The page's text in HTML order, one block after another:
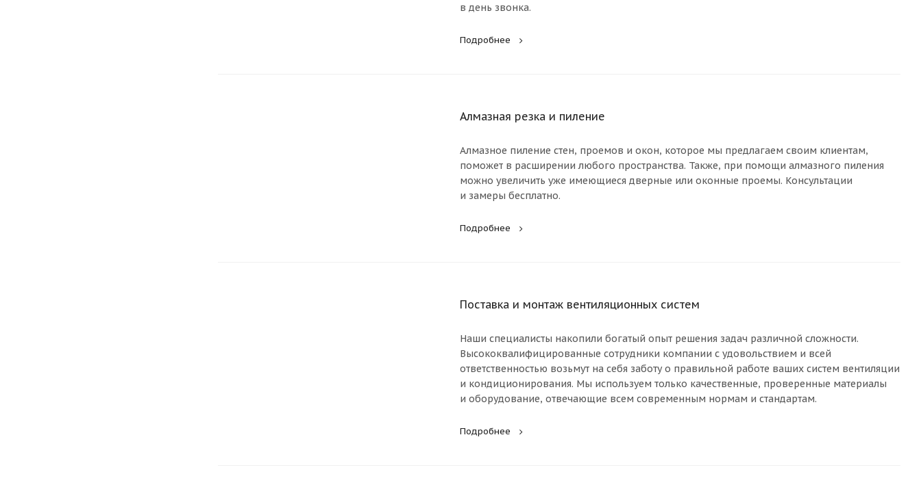
в день звонка.
Подробнее
Алмазная резка и пиление
Алмазное пиление стен, проемов и окон, которое мы предлагаем своим клиентам,
поможет в расширении любого пространства. Также, при помощи алмазного пиления
можно увеличить уже имеющиеся дверные или оконные проемы. Консультации
и замеры бесплатно.
Подробнее
Поставка и монтаж вентиляционных систем
Наши специалисты накопили богатый опыт решения задач различной сложности.
Высококвалифицированные сотрудники компании с удовольствием и всей
ответственностью возьмут на себя заботу о правильной работе ваших систем вентиляции
и кондиционирования. Мы используем только качественные, проверенные материалы
и оборудование, отвечающие всем современным нормам и стандартам.
Подробнее